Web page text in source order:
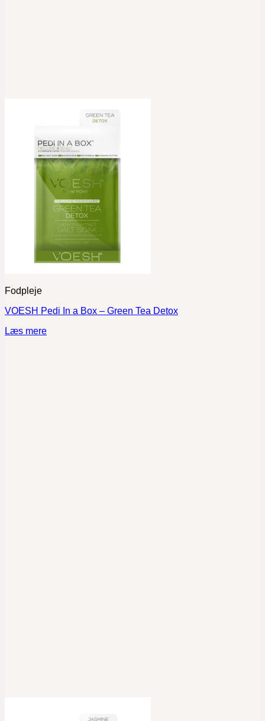
Fodpleje
VOESH Pedi In a Box – Green Tea Detox
Læs mere